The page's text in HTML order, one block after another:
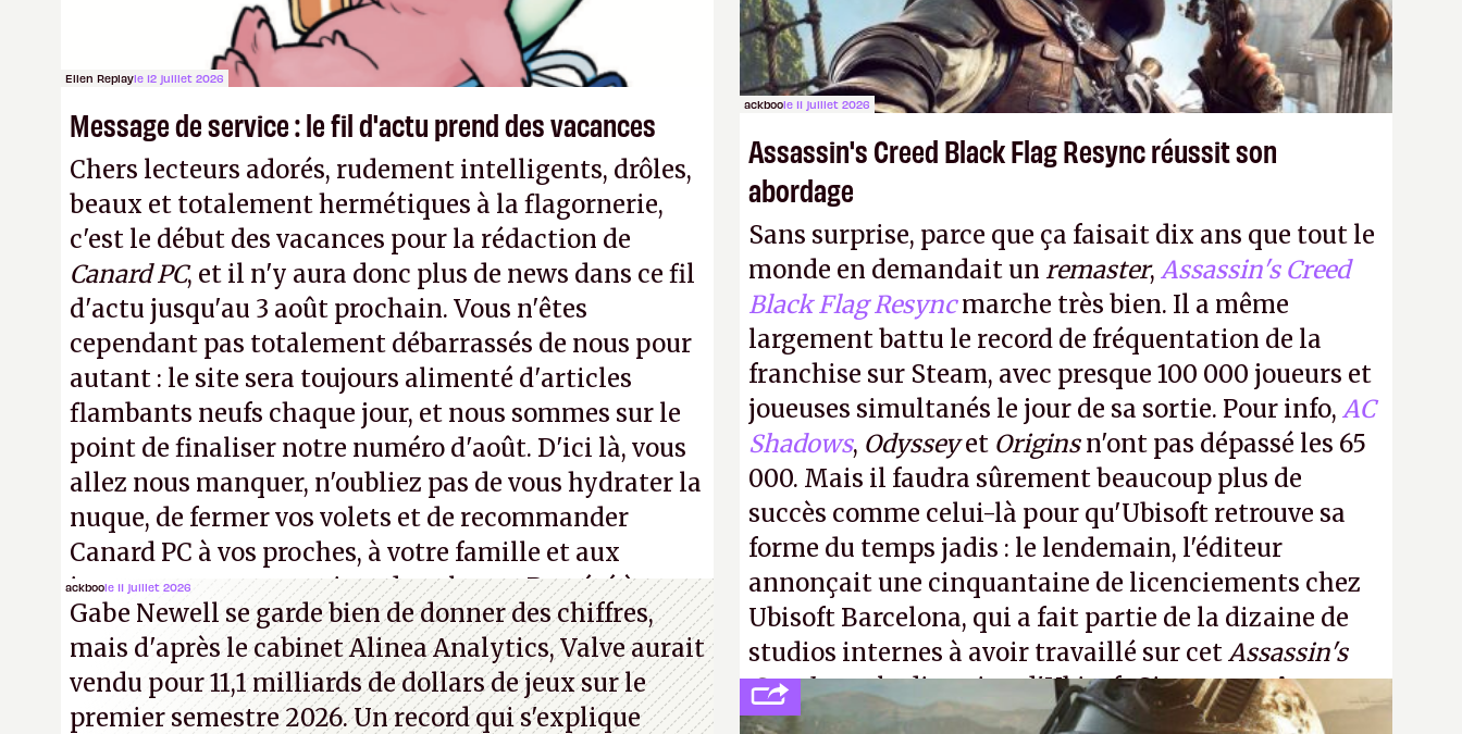
Ellen Replayle 12 juillet 2026
Message de service : le fil d'actu prend des vacances
Chers lecteurs adorés, rudement intelligents, drôles,
beaux et totalement hermétiques à la flagornerie,
c'est le début des vacances pour la rédaction de
Canard PC, et il n'y aura donc plus de news dans ce fil
d'actu jusqu'au 3 août prochain. Vous n'êtes
cependant pas totalement débarrassés de nous pour
autant : le site sera toujours alimenté d'articles
flambants neufs chaque jour, et nous sommes sur le
point de finaliser notre numéro d'août. D'ici là, vous
allez nous manquer, n'oubliez pas de vous hydrater la
nuque, de fermer vos volets et de recommander
Canard PC à vos proches, à votre famille et aux
inconnus que vous croisez dans la rue. Bon été à tous
! –ER.
ackboole 11 juillet 2026
Assassin's Creed Black Flag Resync réussit son
abordage
Sans surprise, parce que ça faisait dix ans que tout le
monde en demandait un remaster, Assassin's Creed
Black Flag Resyncmarche très bien. Il a même
largement battu le record de fréquentation de la
franchise sur Steam, avec presque 100 000 joueurs et
joueuses simultanés le jour de sa sortie. Pour info, AC
Shadows, Odysseyet Originsn'ont pas dépassé les 65
000. Mais il faudra sûrement beaucoup plus de
succès comme celui-là pour qu'Ubisoft retrouve sa
forme du temps jadis : le lendemain, l'éditeur
annonçait une cinquantaine de licenciements chez
Ubisoft Barcelona, qui a fait partie de la dizaine de
studios internes à avoir travaillé sur cetAssassin's
Creedsous la direction d'Ubisoft Singapour.A.
ackboole 11 juillet 2026
Gabe Newell se garde bien de donner des chiffres,
mais d'après le cabinet Alinea Analytics, Valve aurait
vendu pour 11,1 milliards de dollars de jeux sur le
premier semestre 2026. Un record qui s'explique